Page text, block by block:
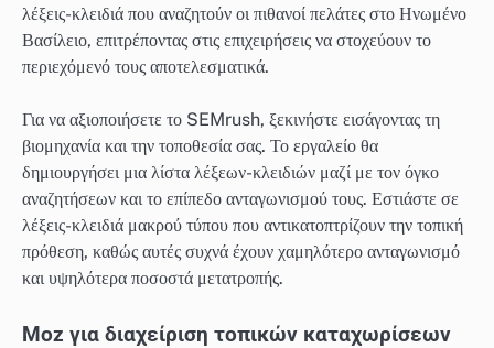
λέξεις-κλειδιά που αναζητούν οι πιθανοί πελάτες στο Ηνωμένο
Βασίλειο, επιτρέποντας στις επιχειρήσεις να στοχεύουν το
περιεχόμενό τους αποτελεσματικά.
Για να αξιοποιήσετε το SEMrush, ξεκινήστε εισάγοντας τη
βιομηχανία και την τοποθεσία σας. Το εργαλείο θα
δημιουργήσει μια λίστα λέξεων-κλειδιών μαζί με τον όγκο
αναζητήσεων και το επίπεδο ανταγωνισμού τους. Εστιάστε σε
λέξεις-κλειδιά μακρού τύπου που αντικατοπτρίζουν την τοπική
πρόθεση, καθώς αυτές συχνά έχουν χαμηλότερο ανταγωνισμό
και υψηλότερα ποσοστά μετατροπής.
Moz για διαχείριση τοπικών καταχωρίσεων